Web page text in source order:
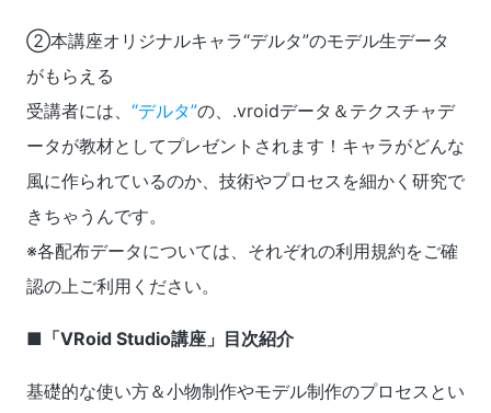
②本講座オリジナルキャラ“デルタ”のモデル生データ
がもらえる
受講者には、 “デルタ”の、.vroidデータ＆テクスチャデ
ータが教材としてプレゼントされます！キャラがどんな
風に作られているのか、技術やプロセスを細かく研究で
きちゃうんです。
※各配布データについては、それぞれの利用規約をご確
認の上ご利用ください。
■「VRoid Studio講座」目次紹介
基礎的な使い方＆小物制作やモデル制作のプロセスとい